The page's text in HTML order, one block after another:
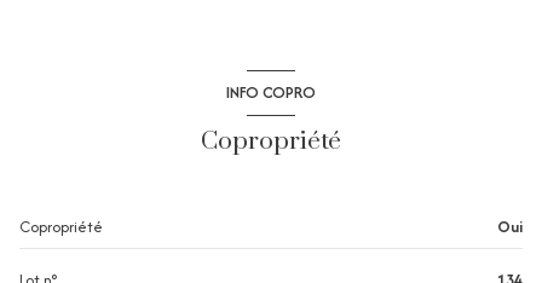
Chauffage individuel : radiateur (electrique)
INFO COPRO
Copropriété
Copropriété Oui